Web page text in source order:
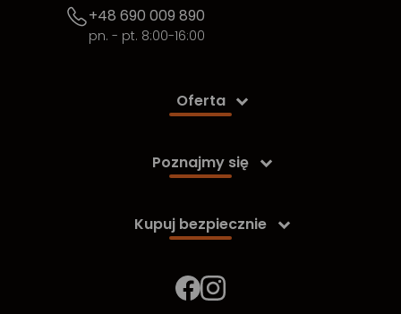
+48 690 009 890
pn. - pt. 8:00-16:00
Oferta 
Poznajmy się 
Kupuj bezpiecznie 